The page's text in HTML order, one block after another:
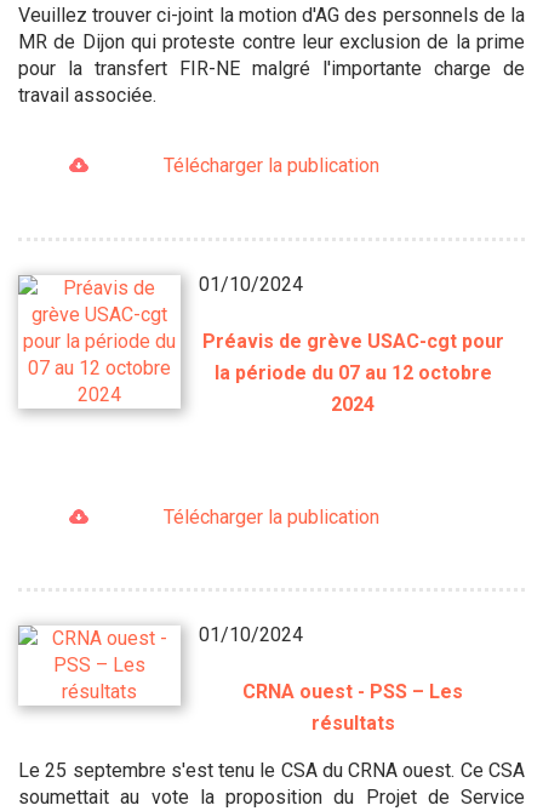
Veuillez trouver ci-joint la motion d'AG des personnels de la
MR de Dijon qui proteste contre leur exclusion de la prime
pour la transfert FIR-NE malgré l'importante charge de
travail associée.
Télécharger la publication
01/10/2024
Préavis de grève USAC-cgt pour
la période du 07 au 12 octobre
2024
Télécharger la publication
01/10/2024
CRNA ouest - PSS – Les
résultats
Le 25 septembre s'est tenu le CSA du CRNA ouest. Ce CSA
soumettait au vote la proposition du Projet de Service